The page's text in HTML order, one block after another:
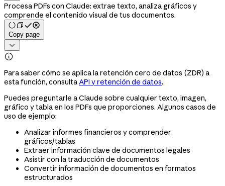
Procesa PDFs con Claude: extrae texto, analiza gráficos y
comprende el contenido visual de tus documentos.
Copy page


Para saber cómo se aplica la retención cero de datos (ZDR) a
esta función, consultaAPI y retención de datos.
Puedes preguntarle a Claude sobre cualquier texto, imagen,
gráfico y tabla en los PDFs que proporciones. Algunos casos de
uso de ejemplo:
Analizar informes financieros y comprender
gráficos/tablas
Extraer información clave de documentos legales
Asistir con la traducción de documentos
Convertir información de documentos en formatos
estructurados